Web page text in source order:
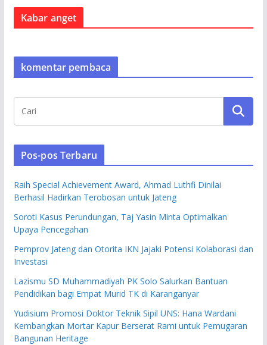
Kabar anget
komentar pembaca
Pos-pos Terbaru
Raih Special Achievement Award, Ahmad Luthfi Dinilai
Berhasil Hadirkan Terobosan untuk Jateng
Soroti Kasus Perundungan, Taj Yasin Minta Optimalkan
Upaya Pencegahan
Pemprov Jateng dan Otorita IKN Jajaki Potensi Kolaborasi dan
Investasi
Lazismu SD Muhammadiyah PK Solo Salurkan Bantuan
Pendidikan bagi Empat Murid TK di Karanganyar
Yudisium Promosi Doktor Teknik Sipil UNS: Hana Wardani
Kembangkan Mortar Kapur Berserat Rami untuk Pemugaran
Bangunan Heritage